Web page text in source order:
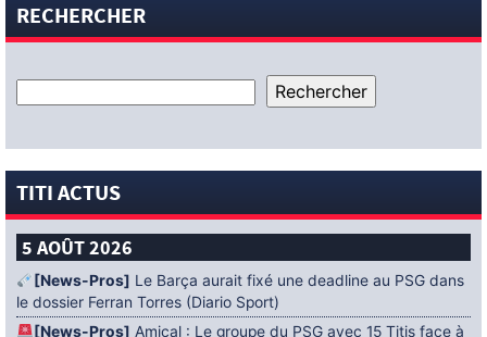
RECHERCHER
TITI ACTUS
5 AOÛT 2026
[News-Pros] Le Barça aurait fixé une deadline au PSG dans
le dossier Ferran Torres (Diario Sport)
[News-Pros] Amical : Le groupe du PSG avec 15 Titis face à